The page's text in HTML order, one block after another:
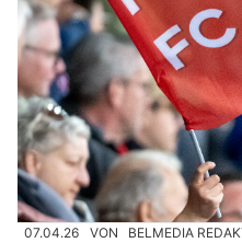
07.04.26 VON BELMEDIA